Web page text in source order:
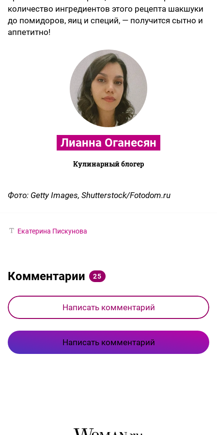
количество ингредиентов этого рецепта шакшуки
до помидоров, яиц и специй, — получится сытно и
аппетитно!
Лианна Оганесян
Кулинарный блогер
Фото: Getty Images, Shutterstock/Fotodom.ru
Екатерина Пискунова
Комментарии 25
Написать комментарий
Написать комментарий